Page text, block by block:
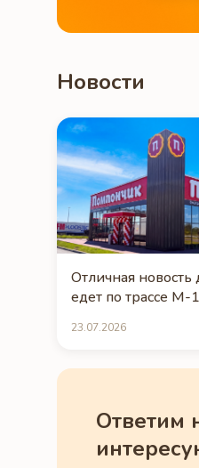
Новости
Отличная новость
едет по трассе М-
открыто и ждёт
23.07.2026
Ответим